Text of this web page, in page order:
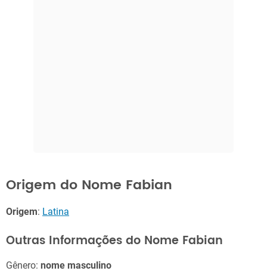
Origem do Nome Fabian
Origem: Latina
Outras Informações do Nome Fabian
Gênero: nome masculino